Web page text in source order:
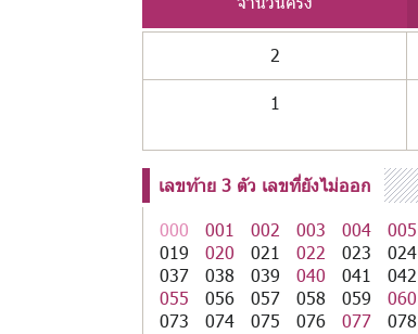
2
1
เลขท้าย 3 ตัว เลขที่ยังไม่ออก
000
001 002 003 004 005
019
020 021 022 023 024
037
038 039 040 041 042
055
056 057 058 059 060
073
074 075 076 077 078